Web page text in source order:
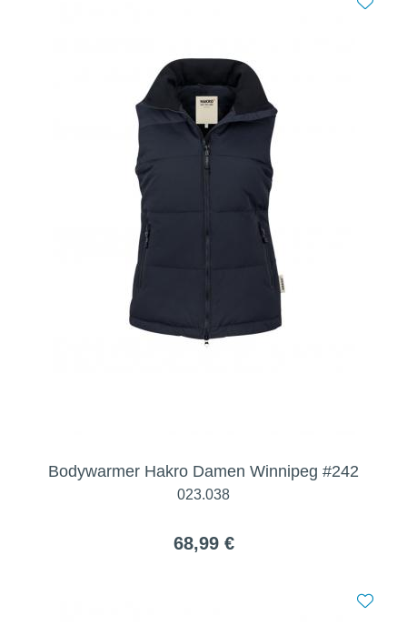
Bodywarmer Hakro Damen Winnipeg #242
023.038
68,99 €